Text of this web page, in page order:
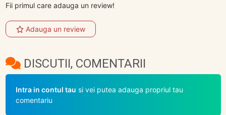
Fii primul care adauga un review!
Adauga un review
DISCUTII, COMENTARII
Intra in contul tau si vei putea adauga propriul tau
comentariu